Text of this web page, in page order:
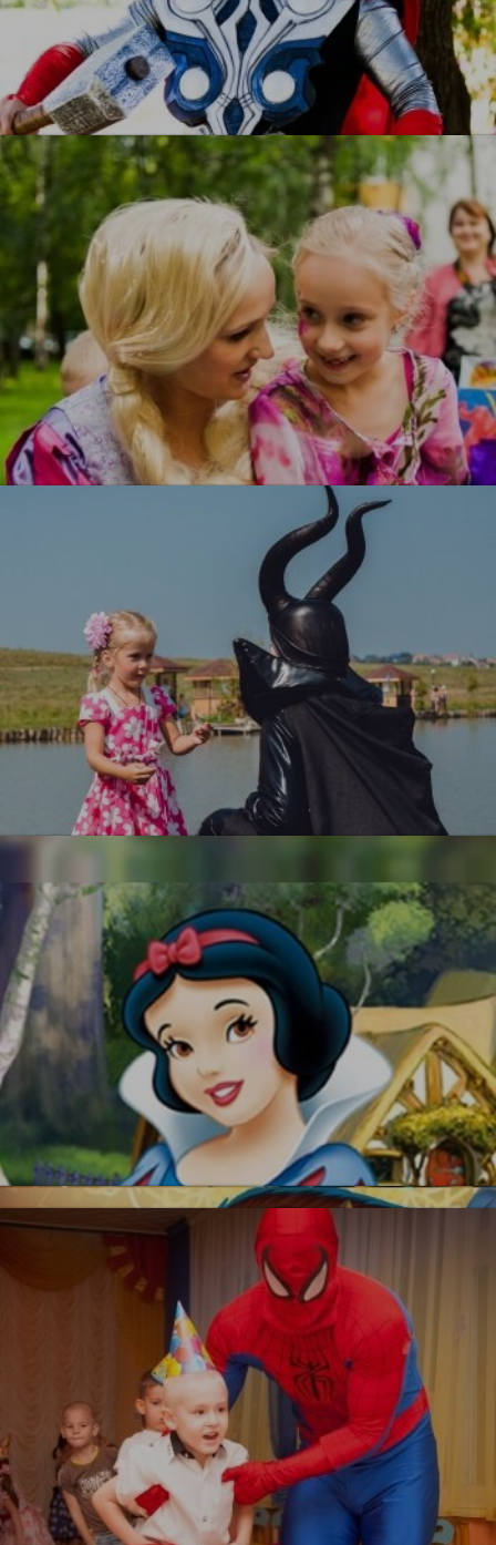
УЗНАТЬ БОЛЬШЕ
Тор
Рапунцель
УЗНАТЬ БОЛЬШЕ
Малефисента
Белоснежка
Новинка!
Бесплатная фотосъемка *
УЗНАТЬ БОЛЬШЕ
Красавица и Чудовище
Человек паук